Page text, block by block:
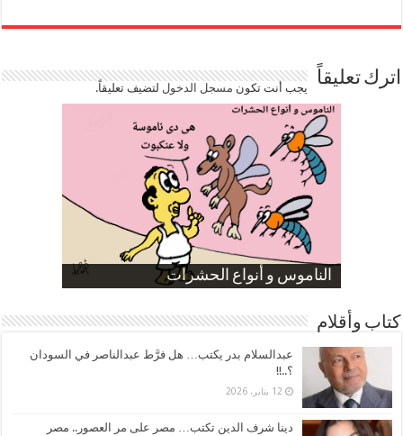
اترك تعليقاً يجب أنت تكون مسجل الدخوللتضيف تعليقاً.
الناموس و أنواع الحشرات
الموظفين بعد ارتفاع الأسعار
ارتفاع نسبة الطلاق في مصر
صورة كاركاتيرية
صورة كاركاتيرية
كتاب وأقلام
عبدالسلام بدر يكتب… هل فرَّط عبدالناصر في السودان
؟..!!
12 يناير، 2026
دينا شرف الدين تكتب… مصر على مر العصور.. مصر